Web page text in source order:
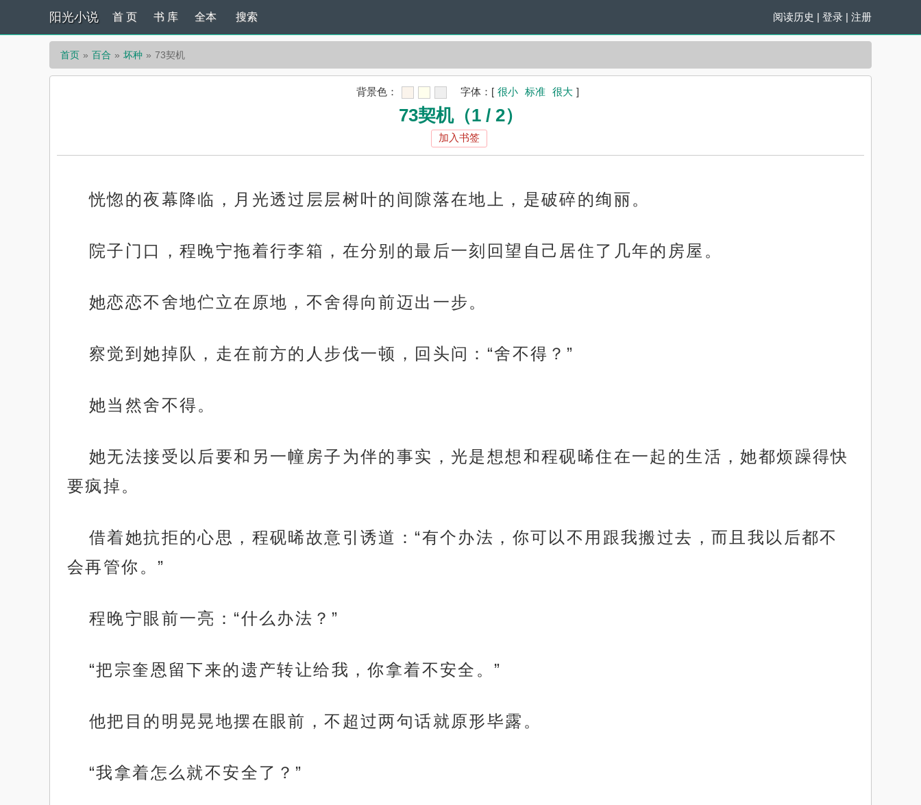
阳光小说 阅读历史 | 登录 | 注册
首 页 书 库 全本 搜索
首页 百合 坏种 73契机
背景色： 字体： [ 很小 标准 很大 ]
73契机（1 / 2）
加入书签
恍惚的夜幕降临，月光透过层层树叶的间隙落在地上，是破碎的绚丽。
院子门口，程晚宁拖着行李箱，在分别的最后一刻回望自己居住了几年的房屋。
她恋恋不舍地伫立在原地，不舍得向前迈出一步。
察觉到她掉队，走在前方的人步伐一顿，回头问：“舍不得？”
她当然舍不得。
她无法接受以后要和另一幢房子为伴的事实，光是想想和程砚晞住在一起的生活，她都烦躁得快
要疯掉。
借着她抗拒的心思，程砚晞故意引诱道：“有个办法，你可以不用跟我搬过去，而且我以后都不
会再管你。”
程晚宁眼前一亮：“什么办法？”
“把宗奎恩留下来的遗产转让给我，你拿着不安全。”
他把目的明晃晃地摆在眼前，不超过两句话就原形毕露。
“我拿着怎么就不安全了？”